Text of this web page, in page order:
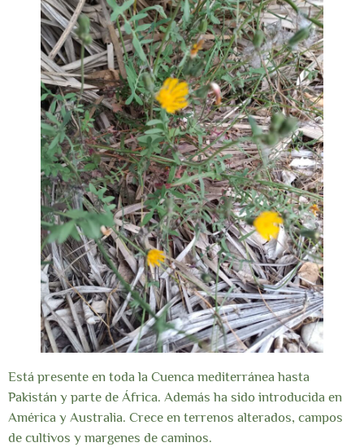
Está presente en toda la Cuenca mediterránea hasta
Pakistán y parte de África. Además ha sido introducida en
América y Australia. Crece en terrenos alterados, campos
de cultivos y margenes de caminos.